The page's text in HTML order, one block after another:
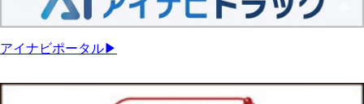
アイナビポータル▶